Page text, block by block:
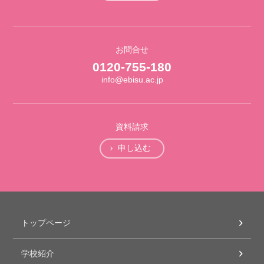
お問合せ
0120-755-180
info@ebisu.ac.jp
資料請求
申し込む
トップページ
学校紹介